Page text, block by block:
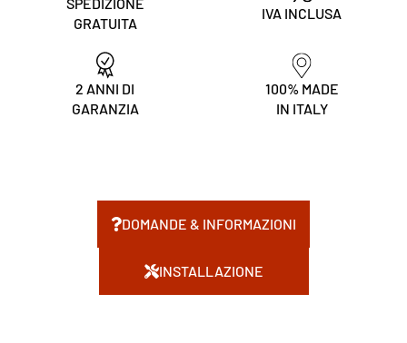
GRATUITA
IVA INCLUSA
2 ANNI DI
GARANZIA
100% MADE
IN ITALY
DOMANDE & INFORMAZIONI
INSTALLAZIONE